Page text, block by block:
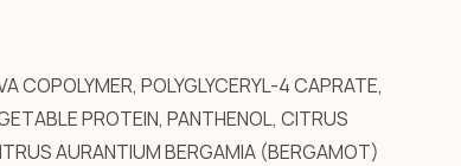
COPOLYMER, POLYGLYCERYL-4 CAPRATE,
PROTEIN, PANTHENOL, CITRUS
AURANTIUM BERGAMIA (BERGAMOT)